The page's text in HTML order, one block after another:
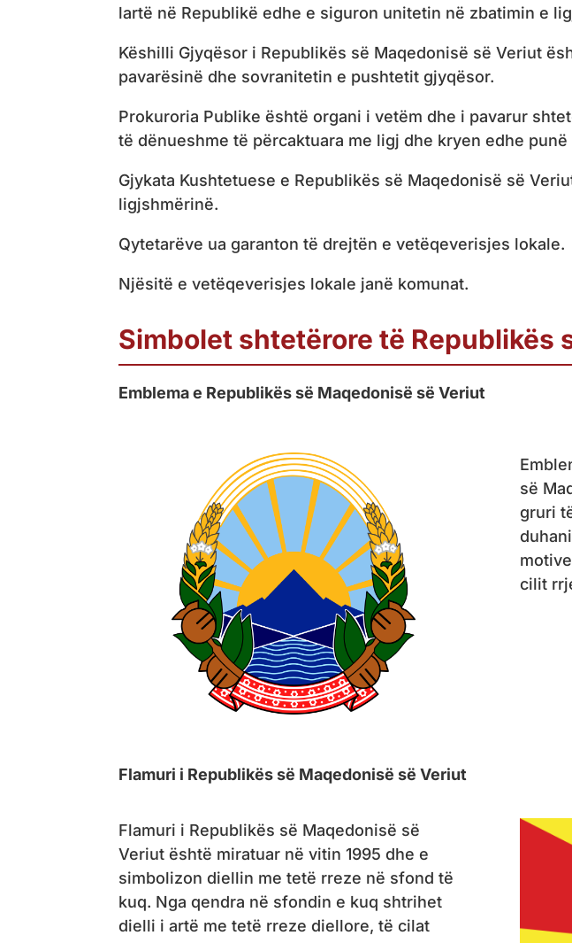
lartë në Republikë edhe e siguron unitetin në zbatimin e
Këshilli Gjyqësor i Republikës së Maqedonisë së Veriut
pavarësinë dhe sovranitetin e pushtetit gjyqësor.
Prokuroria Publike është organi i vetëm dhe i pavarur
të dënueshme të përcaktuara me ligj dhe kryen edhe
Gjykata Kushtetuese e Republikës së Maqedonisë së
ligjshmërinë.
Qytetarëve ua garanton të drejtën e vetëqeverisjes lokale.
Njësitë e vetëqeverisjes lokale janë komunat.
Simbolet shtetërore të Republikës
Emblema e Republikës së Maqedonisë së Veriut
së
gruri
cilit
Flamuri i Republikës së Maqedonisë së Veriut
Flamuri i Republikës së Maqedonisë së
Veriut është miratuar në vitin 1995 dhe e
simbolizon diellin me tetë rreze në sfond të
kuq. Nga qendra në sfondin e kuq shtrihet
dielli i artë me tetë rreze diellore, të cilat